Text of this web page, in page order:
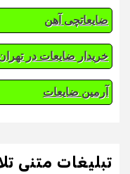
ضایعاتچی آهن
خریدار ضایعات در
آرمین ضایعات
تبلیغات متنی